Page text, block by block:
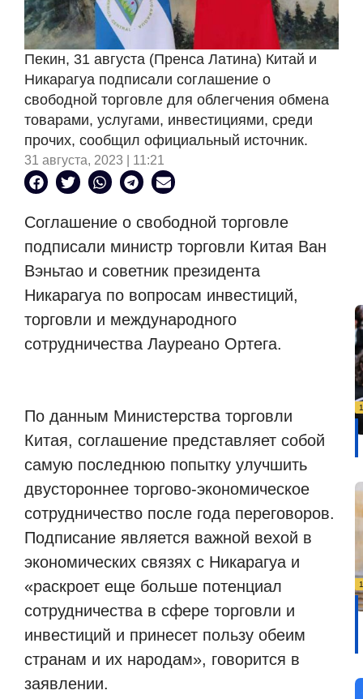
Пекин, 31 августа (Пренса Латина) Китай и
Никарагуа подписали соглашение о
свободной торговле для облегчения обмена
товарами, услугами, инвестициями, среди
прочих, сообщил официальный источник.
31 августа, 2023 | 11:21
Соглашение о свободной торговле
подписали министр торговли Китая Ван
Вэньтао и советник президента
Никарагуа по вопросам инвестиций,
торговли и международного
сотрудничества Лауреано Ортега.
По данным Министерства торговли
Китая, соглашение представляет собой
самую последнюю попытку улучшить
двустороннее торгово-экономическое
сотрудничество после года переговоров.
Подписание является важной вехой в
экономических связях с Никарагуа и
«раскроет еще больше потенциал
сотрудничества в сфере торговли и
инвестиций и принесет пользу обеим
странам и их народам», говорится в
заявлении.